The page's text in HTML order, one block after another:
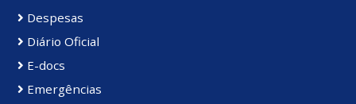
Despesas
Diário Oficial
E-docs
Emergências